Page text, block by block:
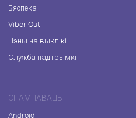
Бяспека
Viber Out
Цэны на выклікі
Служба падтрымкі
СПАМПАВАЦЬ
Android